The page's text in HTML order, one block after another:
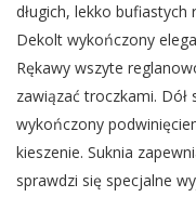
długich, lekko
Dekolt wykończony
Rękawy wszyte
zawiązać troczkami.
wykończony
kieszenie. Suknia
sprawdzi się specjalne